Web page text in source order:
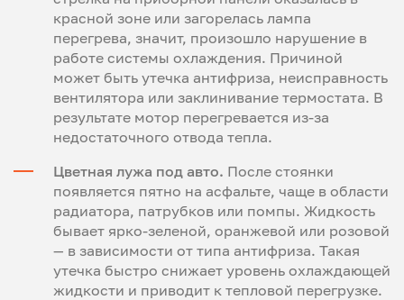
красной зоне или загорелась лампа
перегрева, значит, произошло нарушение в
работе системы охлаждения. Причиной
может быть утечка антифриза, неисправность
вентилятора или заклинивание термостата. В
результате мотор перегревается из-за
недостаточного отвода тепла.
Цветная лужа под авто. После стоянки
появляется пятно на асфальте, чаще в области
радиатора, патрубков или помпы. Жидкость
бывает ярко-зеленой, оранжевой или розовой
— в зависимости от типа антифриза. Такая
утечка быстро снижает уровень охлаждающей
жидкости и приводит к тепловой перегрузке.